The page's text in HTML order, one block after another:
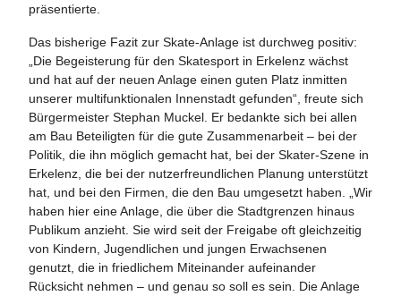
präsentierte.
Das bisherige Fazit zur Skate-Anlage ist durchweg positiv:
„Die Begeisterung für den Skatesport in Erkelenz wächst
und hat auf der neuen Anlage einen guten Platz inmitten
unserer multifunktionalen Innenstadt gefunden“, freute sich
Bürgermeister Stephan Muckel. Er bedankte sich bei allen
am Bau Beteiligten für die gute Zusammenarbeit – bei der
Politik, die ihn möglich gemacht hat, bei der Skater-Szene in
Erkelenz, die bei der nutzerfreundlichen Planung unterstützt
hat, und bei den Firmen, die den Bau umgesetzt haben. „Wir
haben hier eine Anlage, die über die Stadtgrenzen hinaus
Publikum anzieht. Sie wird seit der Freigabe oft gleichzeitig
von Kindern, Jugendlichen und jungen Erwachsenen
genutzt, die in friedlichem Miteinander aufeinander
Rücksicht nehmen – und genau so soll es sein. Die Anlage